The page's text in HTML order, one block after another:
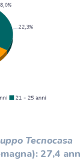
Tecnocasa
27,4